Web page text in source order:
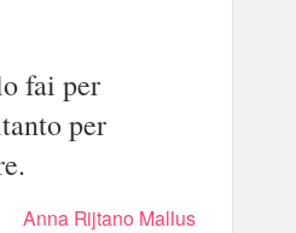
fai per
per
Anna Rijtano Mallus